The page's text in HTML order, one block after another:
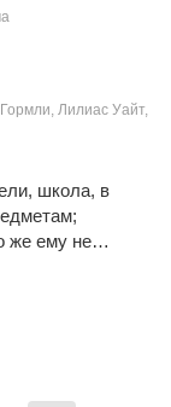
Лилиас Уайт,
школа, в
же ему не
Норта тоже
Китай,